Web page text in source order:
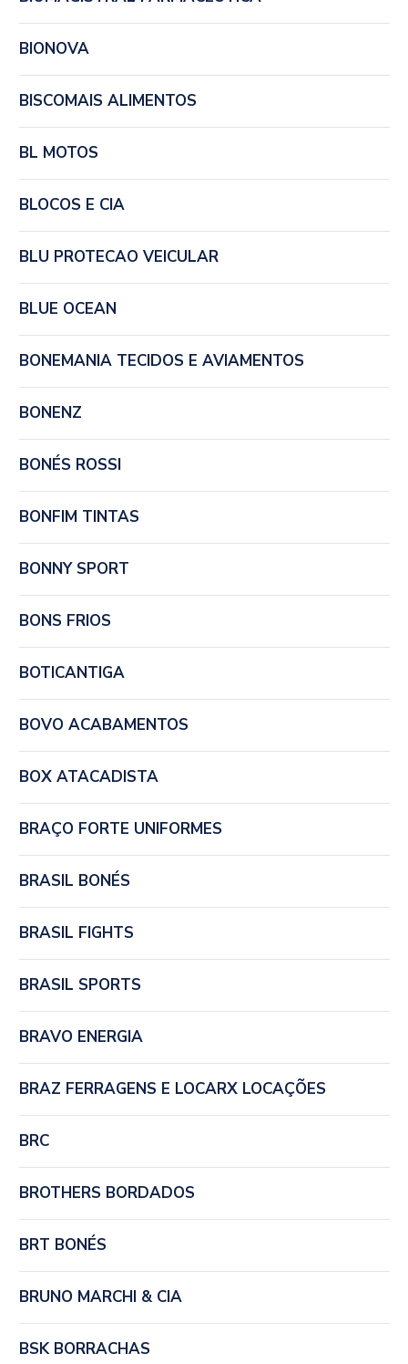
BIONOVA
BISCOMAIS ALIMENTOS
BL MOTOS
BLOCOS E CIA
BLU PROTECAO VEICULAR
BLUE OCEAN
BONEMANIA TECIDOS E AVIAMENTOS
BONENZ
BONÉS ROSSI
BONFIM TINTAS
BONNY SPORT
BONS FRIOS
BOTICANTIGA
BOVO ACABAMENTOS
BOX ATACADISTA
BRAÇO FORTE UNIFORMES
BRASIL BONÉS
BRASIL FIGHTS
BRASIL SPORTS
BRAVO ENERGIA
BRAZ FERRAGENS E LOCARX LOCAÇÕES
BRC
BROTHERS BORDADOS
BRT BONÉS
BRUNO MARCHI & CIA
BSK BORRACHAS